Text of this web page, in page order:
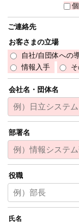
ご連絡先
お客さまの立場
自社/自団体への
情報入手
会社名・団体名
部署名
役職